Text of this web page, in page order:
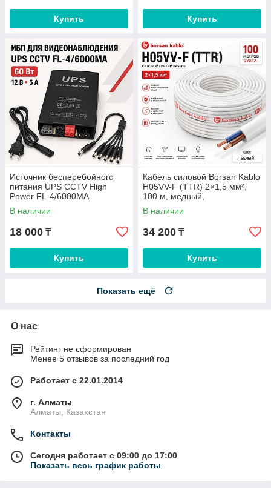
Купить Купить
Источник бесперебойного
питания UPS CCTV High
Power FL-4/6000MA
В наличии
18 000 ₸
Купить
Кабель силовой Borsan Kablo
H05VV-F (TTR) 2×1,5 мм²,
100 м, медный,
многожильный, белый
В наличии
34 200 ₸
Купить
Показать ещё
О нас
Рейтинг не сформирован
Менее 5 отзывов за последний год
Работает с 22.01.2014
г. Алматы
Алматы, Казахстан
Контакты
Сегодня работает с 09:00 до 17:00
Показать весь график работы